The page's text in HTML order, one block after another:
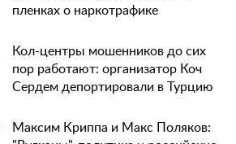
пленках о наркотрафике
Кол-центры мошенников до сих
пор работают: организатор Коч
Сердем депортировали в Турцию
Максим Криппа и Макс Поляков: